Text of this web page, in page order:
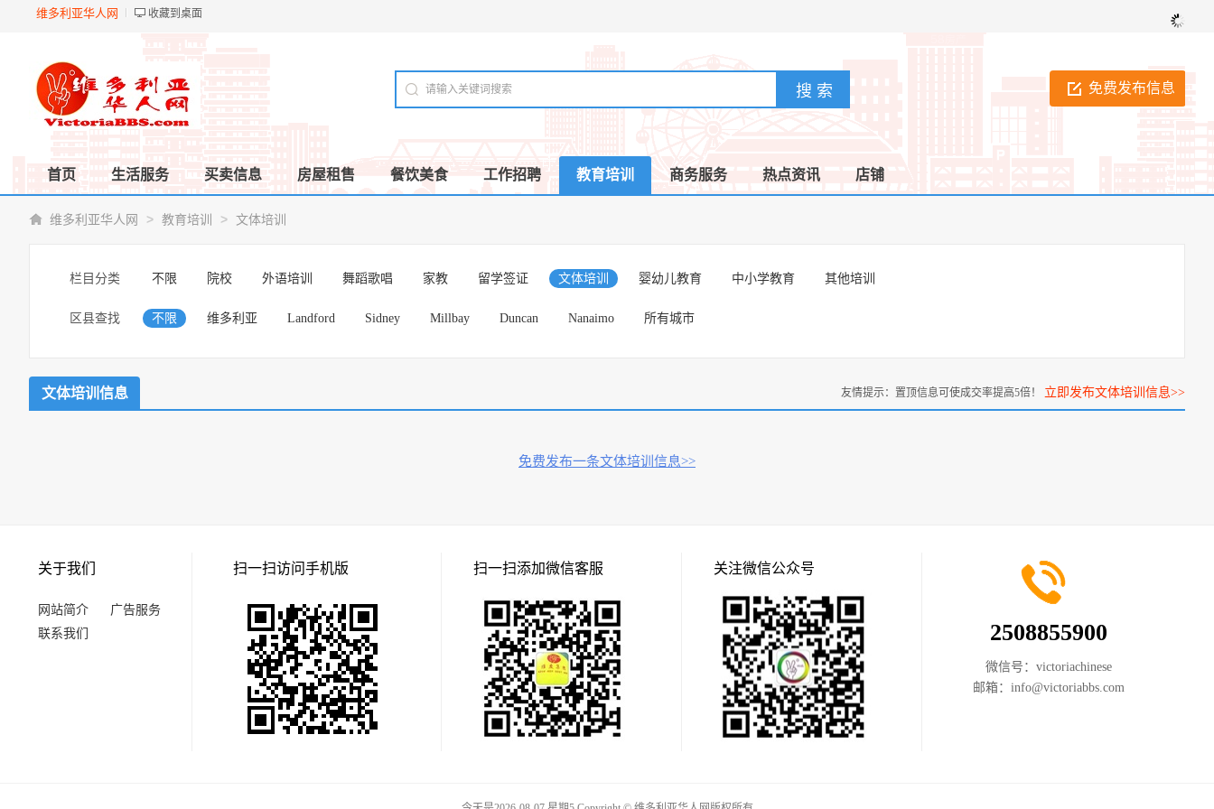
维多利亚华人网 收藏到桌面
免费发布信息
首页 生活服务 买卖信息 房屋租售 餐饮美食 工作招聘 教育培训 商务服务 热点资讯 店铺
维多利亚华人网 > 教育培训 > 文体培训
栏目分类 不限 院校 外语培训 舞蹈歌唱 家教 留学签证 文体培训 婴幼儿教育 中小学教育 其他培训
区县查找 不限 维多利亚 Landford Sidney Millbay Duncan Nanaimo 所有城市
文体培训信息 友情提示：置顶信息可使成交率提高5倍！ 立即发布文体培训信息>>
免费发布一条文体培训信息>>
关于我们
网站简介
广告服务
联系我们
扫一扫访问手机版 扫一扫添加微信客服 关注微信公众号
2508855900
微信号： victoriachinese
邮箱： info@victoriabbs.com